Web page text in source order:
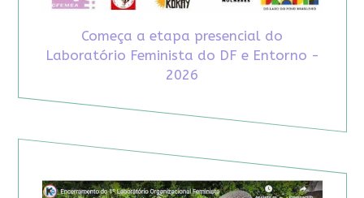
Começa a etapa presencial do
Laboratório Feminista do DF e Entorno -
2026